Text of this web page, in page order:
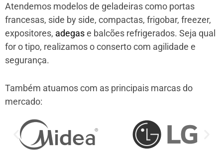
Atendemos modelos de geladeiras como portas
francesas, side by side, compactas, frigobar, freezer,
expositores, adegase balcões refrigerados. Seja qual
for o tipo, realizamos o conserto com agilidade e
segurança.
Também atuamos com as principais marcas do
mercado: